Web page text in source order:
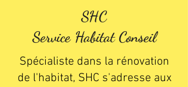
SHC
Service Habitat Conseil
Spécialiste dans la rénovation
de l'habitat, SHC s'adresse aux